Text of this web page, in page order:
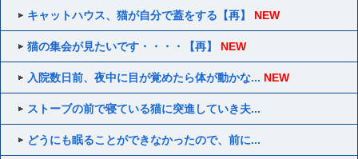
キャットハウス、猫が自分で蓋をする【再】 NEW
猫の集会が見たいです・・・・【再】 NEW
入院数日前、夜中に目が覚めたら体が動かな... NEW
ストーブの前で寝ている猫に突進していき夫...
どうにも眠ることができなかったので、前に...